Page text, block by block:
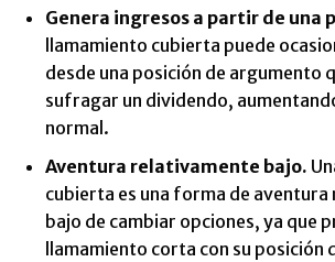
Genera ingresos a partir de una
llamamiento cubierta puede
desde una posición de argumento
sufragar un dividendo,
normal.
Aventura relativamente bajo.
cubierta es una forma de
bajo de cambiar opciones, ya que
llamamiento corta con su posición